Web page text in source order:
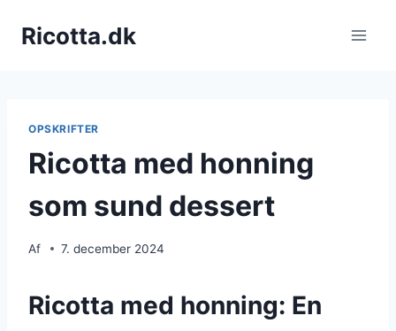
Ricotta.dk
OPSKRIFTER
Ricotta med honning
som sund dessert
Af 7. december 2024
Ricotta med honning: En